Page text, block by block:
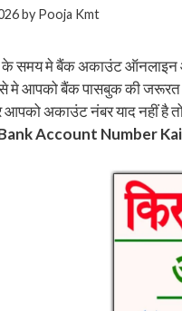
by Pooja Kmt
समय मे बैंक अकाउंट ऑनलाइन
मे आपको बैंक पासबुक की जरूरत
आपको अकाउंट नंबर याद नहीं
Account Number